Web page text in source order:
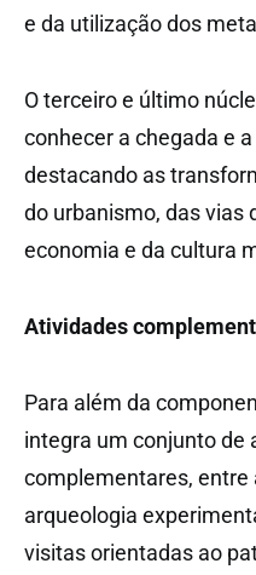
e da utilização dos
O terceiro e último
conhecer a chegada e
destacando as
do urbanismo, das vias
economia e da cultura
Atividades
Para além da
integra um conjunto de
complementares, entre
arqueologia
visitas orientadas ao